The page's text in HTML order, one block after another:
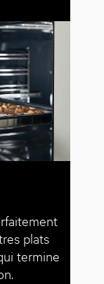
plats
termine